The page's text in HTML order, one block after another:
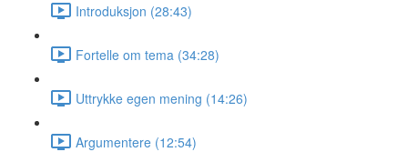
Introduksjon (28:43)
Fortelle om tema (34:28)
Uttrykke egen mening (14:26)
Argumentere (12:54)